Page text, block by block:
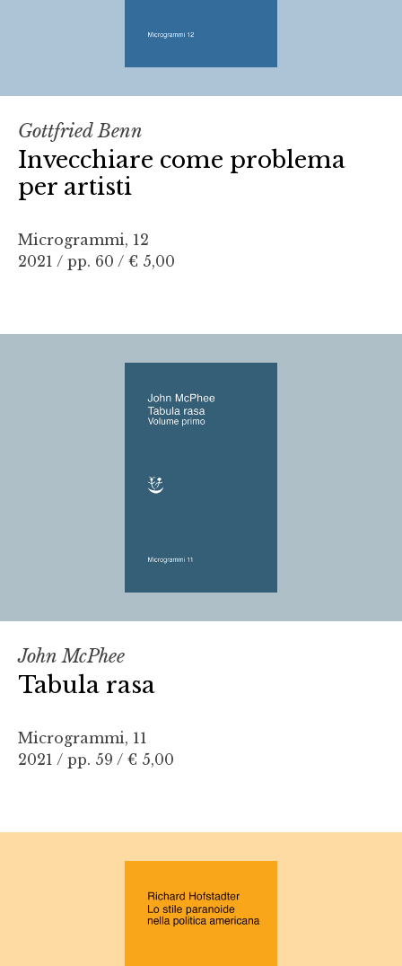
Gottfried Benn
Invecchiare come problema
per artisti
Microgrammi, 12
2021 / pp. 60 / € 5,00
John McPhee
Tabula rasa
Microgrammi, 11
2021 / pp. 59 / € 5,00